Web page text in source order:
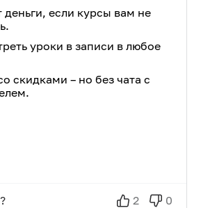
если курсы вам не
уроки в записи в любое
скидками – но без чата с
2 0